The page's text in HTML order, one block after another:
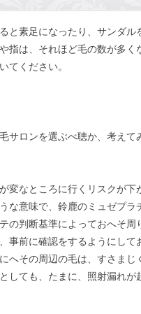
と素足になったり、サンダル
指は、それほど毛の数が多
てください。
サロンを選ぶべ聴か、考えて
変なところに行くリスクが下
な意味で、鈴鹿のミュゼプ
の判断基準によっておへそ
事前に確認をするようにして
へその周辺の毛は、すさま
しても、たまに、照射漏れが